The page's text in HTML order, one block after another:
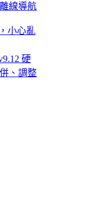
線導航
小心亂
硬
、調整